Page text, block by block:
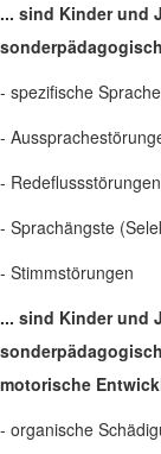
... sind Kinder und
- spezifische
-
-
- Sprachängste
- Stimmstörungen
... sind Kinder und
motorische
- organische